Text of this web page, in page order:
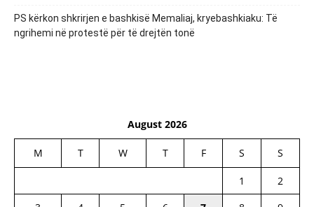
PS kërkon shkrirjen e bashkisë Memaliaj, kryebashkiaku: Të
ngrihemi në protestë për të drejtën tonë
August 2026
M T W T F S S
1
2